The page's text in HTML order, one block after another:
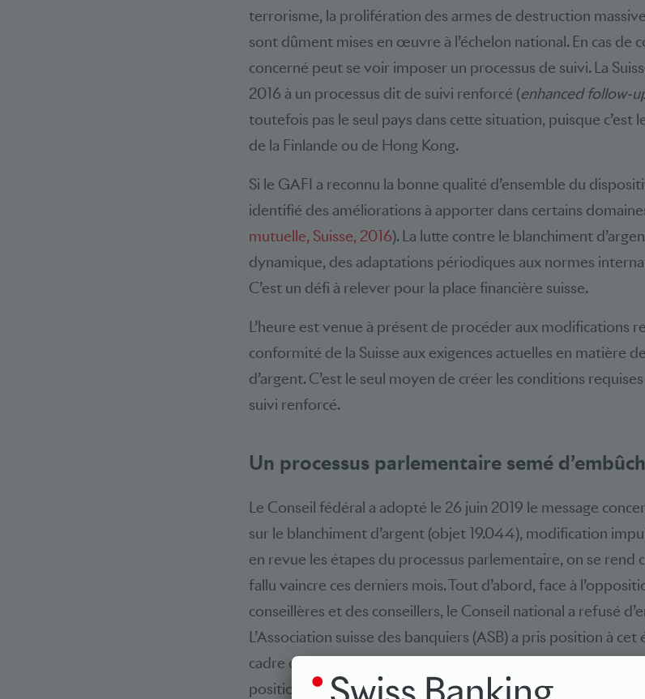
terrorisme, la prolifération des armes de destruction
sont dûment mises en œuvre à l’échelon national. En cas de
concerné peut se voir imposer un processus de suivi. La
2016 à un processus dit de suivi renforcé (enhanced follow-
toutefois pas le seul pays dans cette situation, puisque c’est
de la Finlande ou de Hong Kong.
Si le GAFI a reconnu la bonne qualité d’ensemble du
identifié des améliorations à apporter dans certains
mutuelle, Suisse, 2016). La lutte contre le blanchiment
dynamique, des adaptations périodiques aux normes
C’est un défi à relever pour la place financière suisse.
L’heure est venue à présent de procéder aux modifications
conformité de la Suisse aux exigences actuelles en matière
d’argent. C’est le seul moyen de créer les conditions
suivi renforcé.
Un processus parlementaire semé
Le Conseil fédéral a adopté le 26 juin 2019 le message
sur le blanchiment d’argent (objet 19.044), modification
en revue les étapes du processus parlementaire, on se rend
fallu vaincre ces derniers mois. Tout d’abord, face à
conseillères et des conseillers, le Conseil national a refusé
L’Association suisse des banquiers (ASB) a pris position à
cadre d’une audition de la Commission des affaires
position de principe du secteur bancaire est connue: dans